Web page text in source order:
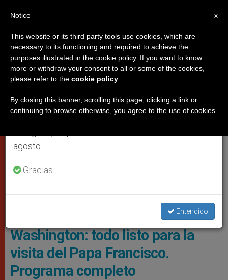
PAPAS
WIKIMEDIA COMMONS
Washington: todo listo para la
visita del Papa Francisco.
Programa completo
×
Aviso importante
Del 27 de julio al 7 de agosto haremos la pausa
anual, aprovechando que en el periodo de verano
se generan menos informaciones y también el
agosto.
Gracias.
Entendido
x
Notice
This website or its third party tools use cookies, which are
necessary to its functioning and required to achieve the
purposes illustrated in the cookie policy. If you want to know
more or withdraw your consent to all or some of the cookies,
please refer to the cookie policy
By closing this banner, scrolling this page, clicking a link or
continuing to browse otherwise, you agree to the use of cookies.